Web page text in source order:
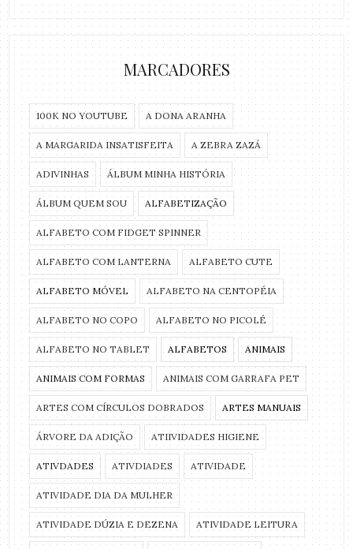
MARCADORES
100K NO YOUTUBE A DONA ARANHA
A MARGARIDA INSATISFEITA A ZEBRA ZAZÁ
ADIVINHAS ÁLBUM MINHA HISTÓRIA
ÁLBUM QUEM SOU ALFABETIZAÇÃO
ALFABETO COM FIDGET SPINNER
ALFABETO COM LANTERNA ALFABETO CUTE
ALFABETO MÓVEL ALFABETO NA CENTOPÉIA
ALFABETO NO COPO ALFABETO NO PICOLÉ
ALFABETO NO TABLET ALFABETOS ANIMAIS
ANIMAIS COM FORMAS ANIMAIS COM GARRAFA PET
ARTES COM CÍRCULOS DOBRADOS ARTES MANUAIS
ÁRVORE DA ADIÇÃO ATIIVIDADES HIGIENE
ATIVDADES ATIVDIADES ATIVIDADE
ATIVIDADE DIA DA MULHER
ATIVIDADE DÚZIA E DEZENA ATIVIDADE LEITURA